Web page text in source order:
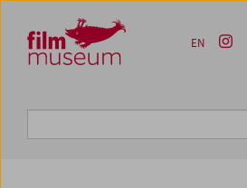
Zum Inhalt
Zum Hauptmenü
Zur Servicenavigation
Zum Suche
EN